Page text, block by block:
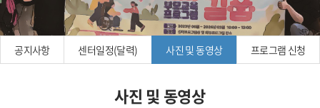
공지사항 센터일정(달력) 사진 및 동영상 프로그램 신청
사진 및 동영상